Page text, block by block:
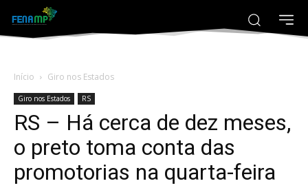
Início Giro nos Estados
Giro nos Estados RS
RS – Há cerca de dez meses,
o preto toma conta das
promotorias na quarta-feira